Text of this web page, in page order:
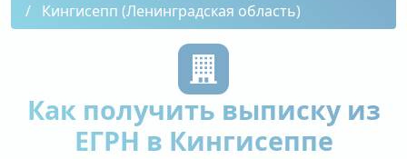
Кингисепп (Ленинградская область)
Как получить выписку из
ЕГРН в Кингисеппе